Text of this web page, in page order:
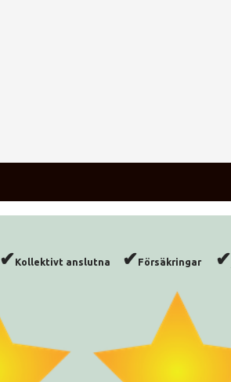
✔Kollektivt anslutna ✔Försäkringar ✔